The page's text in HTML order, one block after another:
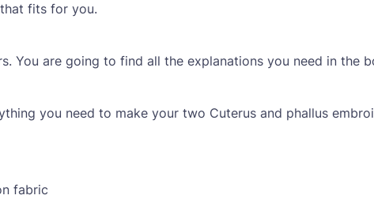
fits for you.
You are going to find all the explanations you need in the
you need to make your two Cuterus and phallus
fabric